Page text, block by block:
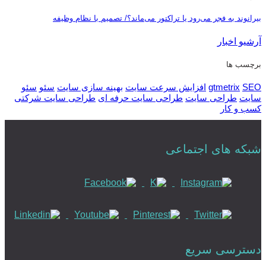
بیرانوند به فجر می‌رود یا تراکتور می‌ماند؟/ تصمیم با نظام وظیفه
آرشیو اخبار
برچسب ها
gtmetrix SEO افزایش سرعت سایت بهینه سازی سایت سئو سئو
سایت طراحی سایت طراحی سایت حرفه ای طراحی سایت شرکتی
کسب و کار
شبکه های اجتماعی
دسترسی سریع